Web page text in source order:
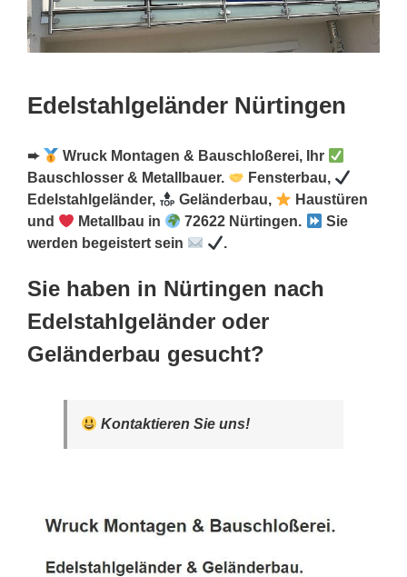
Edelstahlgeländer Nürtingen
➨
Wruck Montagen & Bauschloßerei, Ihr
Bauschlosser & Metallbauer.
Fensterbau,
Edelstahlgeländer,
Geländerbau,
Haustüren
und
Metallbau in 72622 Nürtingen.
Sie
werden begeistert sein
.
Sie haben in Nürtingen nach
Edelstahlgeländer oder
Geländerbau gesucht?
Kontaktieren Sie uns!